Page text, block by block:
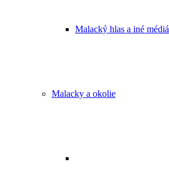
Malacký hlas a iné médiá
Malacky a okolie